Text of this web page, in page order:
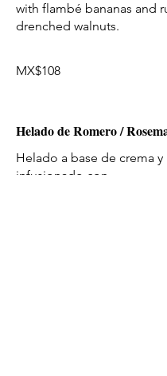
with flambé bananas and
drenched walnuts.
MX$108
Helado de Romero /
Helado a base de crema y
infusionado con